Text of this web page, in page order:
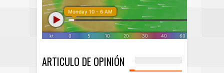
ARTICULO DE OPINIÓN